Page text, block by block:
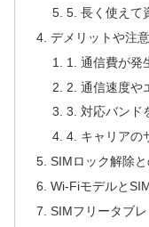
5. 長く使えて
デメリットや注
1. 通信費が発
2. 通信速度や
3. 対応バンド
4. キャリアの
SIMロック解除
Wi-Fiモデルと
SIMフリータブ